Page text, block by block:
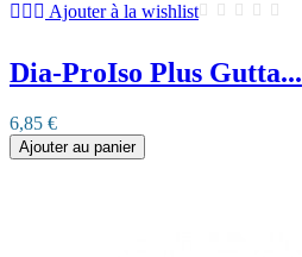
Ajouter à la wishlist
Dia-ProIso Plus Gutta...
6,85 €
Ajouter au panier